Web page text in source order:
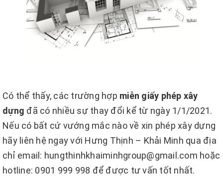
Có thể thấy, các trường hợp miễn giấy phép xây
dựng đã có nhiều sự thay đổi kể từ ngày 1/1/2021.
Nếu có bất cứ vướng mắc nào về xin phép xây dựng
hãy liên hệ ngay với Hưng Thịnh – Khải Minh qua địa
chỉ email: hungthinhkhaiminhgroup@gmail.com hoặc
hotline: 0901 999 998 để được tư vấn tốt nhất.